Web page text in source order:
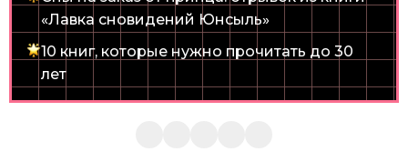
«Лавка сновидений Юнсыль»
10 книг, которые нужно прочитать до 30
лет